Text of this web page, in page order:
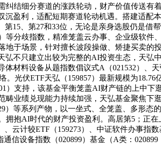
结细分赛道的涨跌轮动，财产价值传送有
盈利，适配短期赛道轮动机遇。搭建适配
15、第27和33位，无论是亲身选股仍是借
等分歧指数，精准笼盖云办事、企业级软件
于场景，针对擅长波段操做、矫捷买卖的
不只建立出较为完整的AI投资生态，天弘
体材料设备从题指数倡议式A（021532）、
光伏ETF天弘（159857）最新规模为18.76
）支持，该基金平衡笼盖AI财产链的上中下
畴业绩兑现能力持续加强，天弘基金聚焦下
）等系列产物，以一坐式、全笼盖、多形态
抱AI时代的财产投资盈利。高居第5；正
云计较ETF（159273）、中证软件办事指
信设备指数（020899）基金（A类：